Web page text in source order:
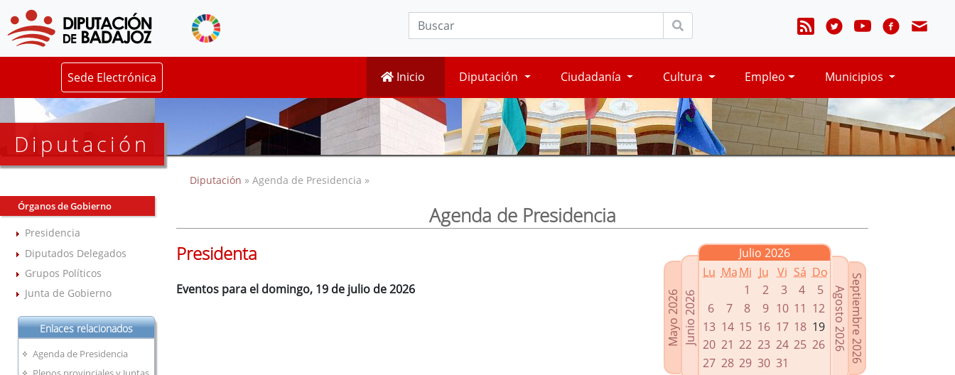
Sede Electrónica Inicio Diputación Ciudadanía Cultura Empleo Municipios
Diputación
Órganos de Gobierno
Presidencia
Diputados Delegados
Grupos Políticos
Junta de Gobierno
Enlaces relacionados
Agenda de Presidencia
Diputación » Agenda de Presidencia »
Agenda de Presidencia
Mayo 2026Junio 2026
Julio 2026
Lu MaMi Ju Vi Sá Do
1
2 3 4
5
6
7 8 9 10 11 12
13 14 15 16 17 18 19
20 21 22 23 24 25 26
27 28 29 30 31 Septiembre 2026
Agosto 2026
Presidenta
Eventos para el domingo, 19 de julio de 2026